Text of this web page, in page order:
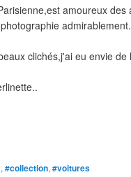
amoureux des
admirablement.
clichés,j'ai eu envie
, #collection, #voitures